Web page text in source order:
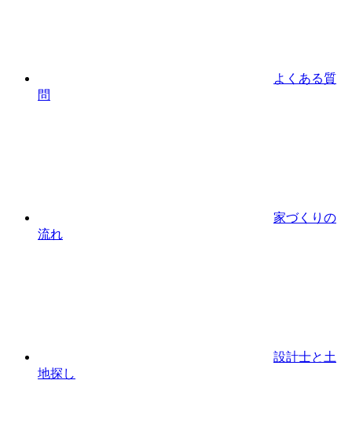
よくある質
問
家づくりの
流れ
設計⼠と⼟
地探し